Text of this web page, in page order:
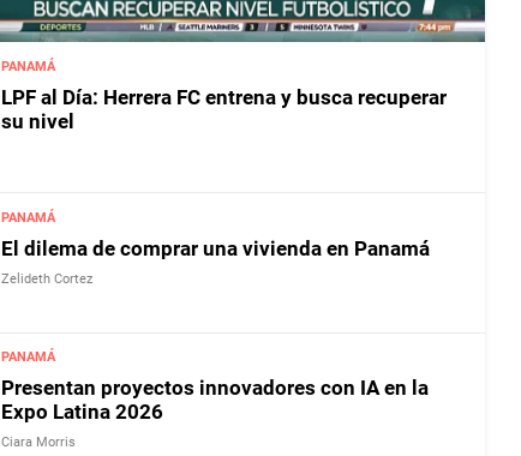
PANAMÁ
LPF al Día: Herrera FC entrena y busca recuperar
su nivel
PANAMÁ
El dilema de comprar una vivienda en Panamá
Zelideth Cortez
PANAMÁ
Presentan proyectos innovadores con IA en la
Expo Latina 2026
Ciara Morris